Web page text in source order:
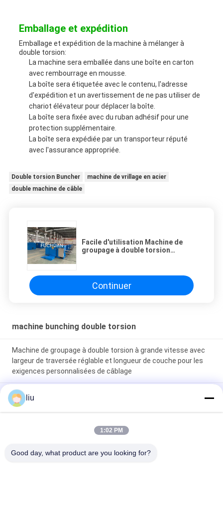
Emballage et expédition
Emballage et expédition de la machine à mélanger à
double torsion:
La machine sera emballée dans une boîte en carton
avec rembourrage en mousse.
La boîte sera étiquetée avec le contenu, l'adresse
d'expédition et un avertissement de ne pas utiliser de
chariot élévateur pour déplacer la boîte.
La boîte sera fixée avec du ruban adhésif pour une
protection supplémentaire.
La boîte sera expédiée par un transporteur réputé
avec l'assurance appropriée.
Double torsion Buncher
machine de vrillage en acier
double machine de câble
Facile d'utilisation Machine de
groupage à double torsion
Continuer
machine bunching double torsion
Machine de groupage à double torsion à grande vitesse avec
largeur de traversée réglable et longueur de couche pour les
exigences personnalisées de câblage
Machine de fractionnement à double torsion de précision pour
la fractionnement de sept fils ou plus de fil de cuivre nu en
conserve et plaqué d'argent
et de câblage à plusieurs brins
liu
1:02 PM
Good day, what product are you looking for?